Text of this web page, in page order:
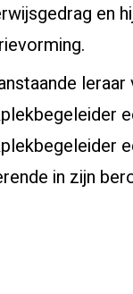
en
in zijn